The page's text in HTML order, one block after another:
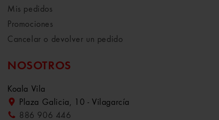
Mis pedidos
Promociones
Cancelar o devolver un pedido
NOSOTROS
Koala Vila
Plaza Galicia, 10 - Vilagarcía
886 906 446